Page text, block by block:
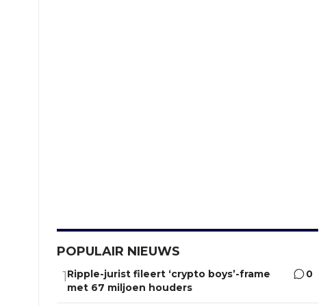
POPULAIR NIEUWS
1Ripple-jurist fileert ‘crypto boys’-frame
met 67 miljoen houders
0